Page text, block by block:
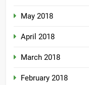
May 2018
April 2018
March 2018
February 2018